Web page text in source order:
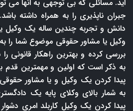
اید. مسائلی که بی توجهی به انها می
جبران ناپذیری را به همراه داشته
دانش و تجربه چندین ساله یک وکیل
وکیل یا مشاور حقوقی موضوع شما را
بررسی کرده و بهترین راهکار قانونی
به ذکر است که اولین و مهمترین
پیدا کردن یک وکیل و یا مشاور
به شمار بالای وکلای پایه یک
پیدا کردن یک وکیل کاربلد امری